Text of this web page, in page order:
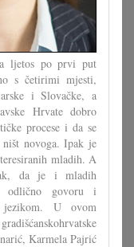
ljetos po prvi put
s četirimi mjesti,
i Slovačke, a
Hrvate dobro
procese i da se
novoga. Ipak je
mladih. A
da je i mladih
odlično govoru i
jezikom. U ovom
Karmela Pajrić